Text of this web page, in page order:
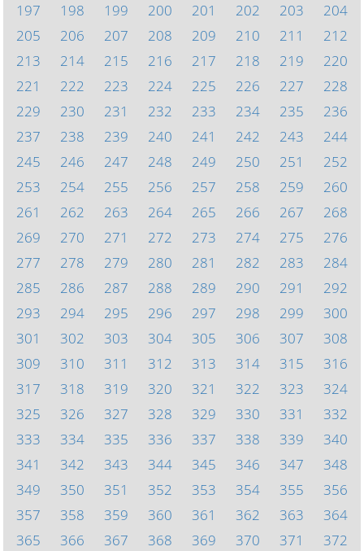
197
198 199 200 201 202 203
204
205
206 207 208 209 210 211
212
213
214 215 216 217 218 219
220
221
222 223 224 225 226 227
228
229
230 231 232 233 234 235
236
237
238 239 240 241 242 243
244
245
246 247 248 249 250 251
252
253
254 255 256 257 258 259
260
261
262 263 264 265 266 267
268
269
270 271 272 273 274 275
276
277
278 279 280 281 282 283
284
285
286 287 288 289 290 291
292
293
294 295 296 297 298 299
300
301
302 303 304 305 306 307
308
309
310 311 312 313 314 315
316
317
318 319 320 321 322 323
324
325
326 327 328 329 330 331
332
333
334 335 336 337 338 339
340
341
342 343 344 345 346 347
348
349
350 351 352 353 354 355
356
357
358 359 360 361 362 363
364
365
366 367 368 369 370 371 372